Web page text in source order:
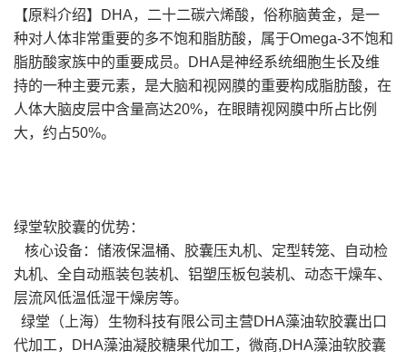
【原料介绍】DHA，二十二碳六烯酸，俗称脑黄金，是一
种对人体非常重要的多不饱和脂肪酸，属于Omega-3不饱和
脂肪酸家族中的重要成员。DHA是神经系统细胞生长及维
持的一种主要元素，是大脑和视网膜的重要构成脂肪酸，在
人体大脑皮层中含量高达20%，在眼睛视网膜中所占比例
大，约占50%。
绿堂软胶囊的优势：
核心设备：储液保温桶、胶囊压丸机、定型转笼、自动检
丸机、全自动瓶装包装机、铝塑压板包装机、动态干燥车、
层流风低温低湿干燥房等。
绿堂（上海）生物科技有限公司主营DHA藻油软胶囊出口
代加工，DHA藻油凝胶糖果代加工，微商,DHA藻油软胶囊